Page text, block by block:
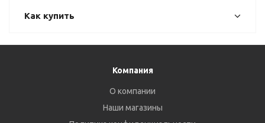
Как купить
Компания
О компании
Наши магазины